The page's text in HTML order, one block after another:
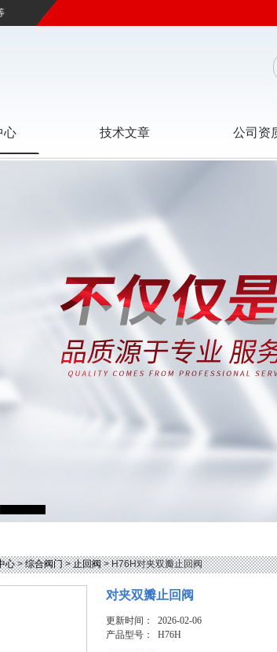
心 技术文章 公司资
心>综合阀门>止回阀> H76H对夹双瓣止回阀
对夹双瓣止回阀
更新时间： 2026-02-06
产品型号：H76H